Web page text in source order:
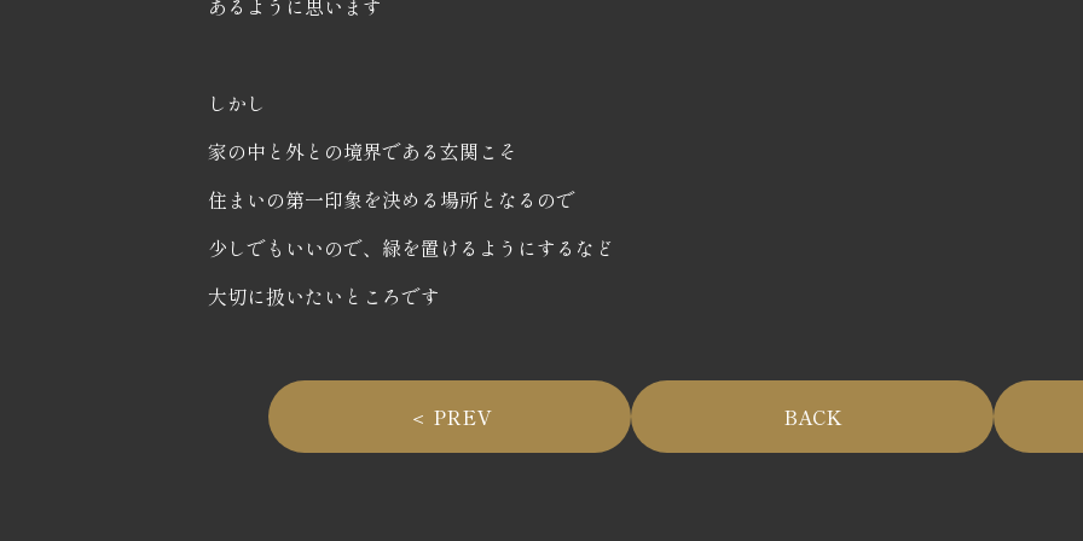
しかし
家の中と外との境界である玄関こそ
住まいの第一印象を決める場所となるので
少しでもいいので、緑を置けるようにするなど
大切に扱いたいところです
＜ PREV BACK